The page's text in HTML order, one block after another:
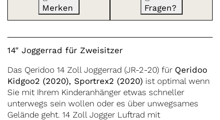
Merken Fragen?
14" Joggerrad für Zweisitzer
Das Qeridoo 14 Zoll Joggerrad (JR-2-20) für Qeridoo
Kidgoo2 (2020), Sportrex2 (2020) ist optimal wenn
Sie mit Ihrem Kinderanhänger etwas schneller
unterwegs sein wollen oder es über unwegsames
Gelände geht. 14 Zoll Jogger Luftrad mit